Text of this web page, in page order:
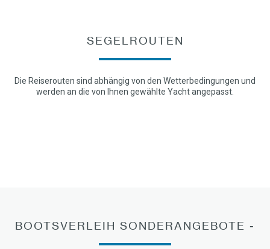
SEGELROUTEN
Die Reiserouten sind abhängig von den Wetterbedingungen und
werden an die von Ihnen gewählte Yacht angepasst.
BOOTSVERLEIH SONDERANGEBOTE -